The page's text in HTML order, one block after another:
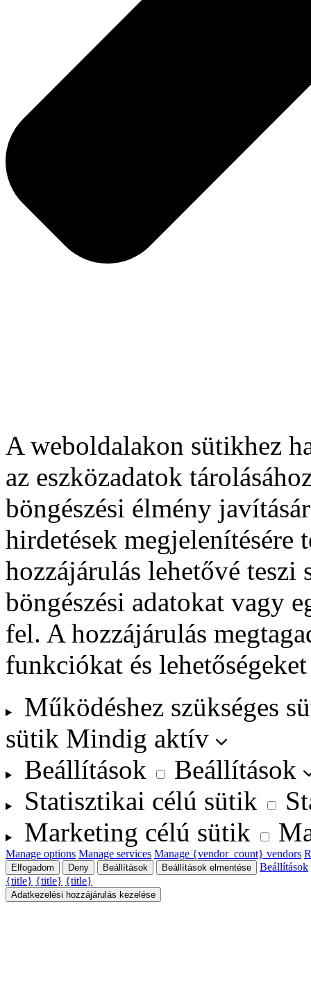
A weboldalakon sütikhez
az eszközadatok
böngészési élmény
hirdetések megjelenítésére
hozzájárulás lehetővé
böngészési adatokat vagy
fel. A hozzájárulás
funkciókat és
Működéshez szükséges
sütik Mindig aktív
Beállítások
Beállítások
Statisztikai célú sütik
Marketing célú sütik
Manage options Manage services Manage {vendor_count} vendors
Elfogadom Deny Beállítások Beállítások elmentése
Beállítások
{title} {title} {title}
Adatkezelési hozzájárulás kezelése